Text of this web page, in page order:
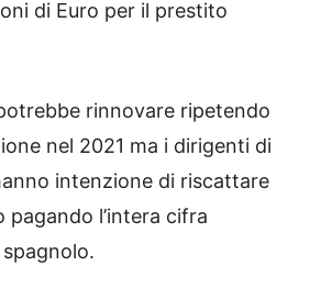
di Euro per il prestito
rinnovare ripetendo
nel 2021 ma i dirigenti di
intenzione di riscattare
pagando l’intera cifra